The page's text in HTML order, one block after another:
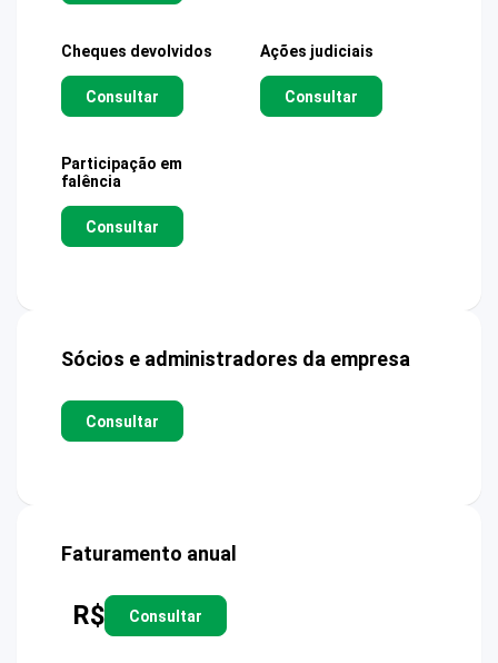
Cheques devolvidos
Consultar
Ações judiciais
Consultar
Participação em
falência
Consultar
Sócios e administradores da empresa
Consultar
Faturamento anual
R$ Consultar